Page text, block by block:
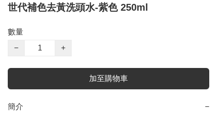
世代補色去黃洗頭水-紫色 250ml
數量
−
+
加至購物車
簡介 −